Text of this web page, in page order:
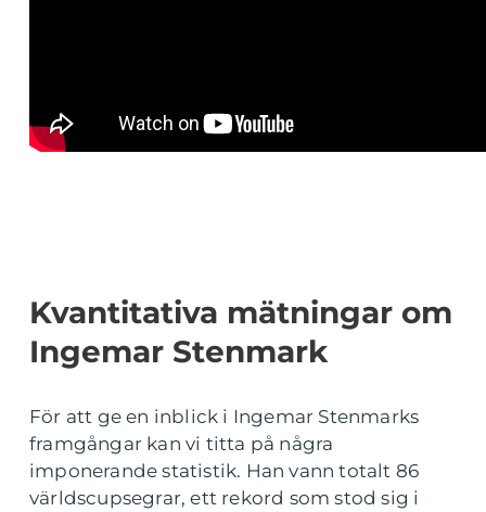
Kvantitativa mätningar om
Ingemar Stenmark
För att ge en inblick i Ingemar Stenmarks
framgångar kan vi titta på några
imponerande statistik. Han vann totalt 86
världscupsegrar, ett rekord som stod sig i